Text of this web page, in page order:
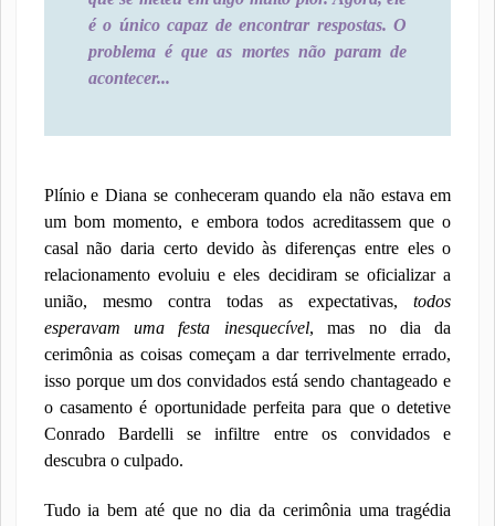
é o único capaz de encontrar respostas. O
problema é que as mortes não param de
acontecer...
Plínio e Diana se conheceram quando ela não estava em
um bom momento, e embora todos acreditassem que o
casal não daria certo devido às diferenças entre eles o
relacionamento evoluiu e eles decidiram se oficializar a
união, mesmo contra todas as expectativas,todos
esperavam uma festa inesquecível, mas no dia da
cerimônia as coisas começam a dar terrivelmente errado,
isso porque um dos convidados está sendo chantageado e
o casamento é oportunidade perfeita para que o detetive
Conrado Bardelli se infiltre entre os convidados e
descubra o culpado.
Tudo ia bem até que no dia da cerimônia uma tragédia